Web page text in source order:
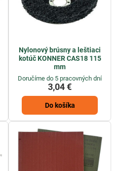
Nylonový brúsny a leštiaci
kotúč KONNER CAS18 115
mm
Doručíme do 5 pracovných dní
3,04 €
Do košíka